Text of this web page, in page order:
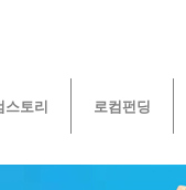
스토리 로컴펀딩